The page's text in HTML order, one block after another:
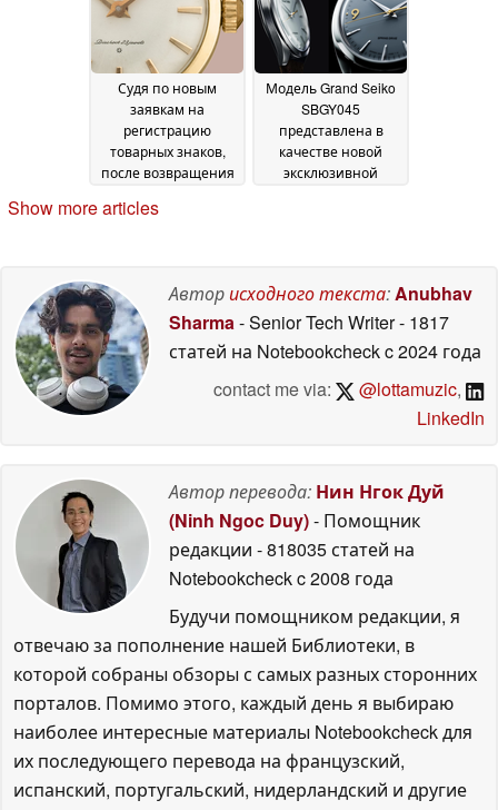
July 2026
Судя по новым
заявкам на
регистрацию
товарных знаков,
после возвращения
следующим может
Модель Grand Seiko
SBGY045
представлена в
качестве новой
эксклюзивной
Show more articles
Авторисходного текста:Anubhav
Sharma- Senior Tech Writer- 1817
статей на Notebookcheckc 2024 года
contact me via:
@lottamuzic,
LinkedIn
Автор перевода: Нин Нгок Дуй
(Ninh Ngoc Duy)- Помощник
редакции - 818035 статей на
Notebookcheckc 2008 года
Будучи помощником редакции, я
отвечаю за пополнение нашей Библиотеки, в
которой собраны обзоры с самых разных сторонних
порталов. Помимо этого, каждый день я выбираю
наиболее интересные материалы Notebookcheck для
их последующего перевода на французский,
испанский, португальский, нидерландский и другие